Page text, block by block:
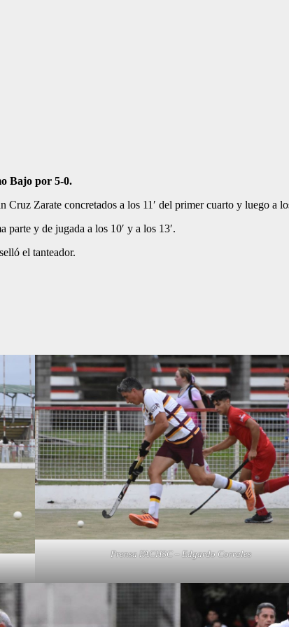
Bajo por 5-0.
Zarate concretados a los 11′ del primer cuarto y luego a
y de jugada a los 10′ y a los 13′.
el tanteador.
Prensa FACHSC – Edgardo Corrales